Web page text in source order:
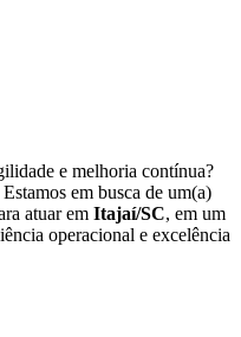
e melhoria contínua?
em busca de um(a)
atuar em Itajaí/SC, em um
operacional e excelência